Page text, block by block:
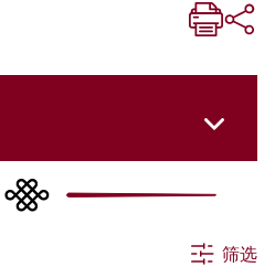
筛选